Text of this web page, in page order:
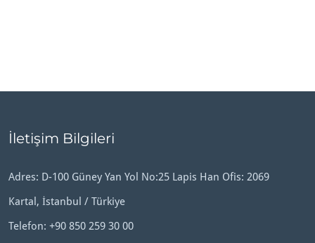
İletişim Bilgileri
Adres: D-100 Güney Yan Yol No:25 Lapis Han Ofis: 2069
Kartal, İstanbul / Türkiye
Telefon: +90 850 259 30 00